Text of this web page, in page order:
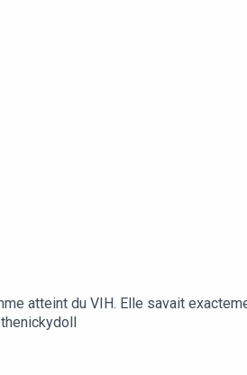
atteint du VIH. Elle savait